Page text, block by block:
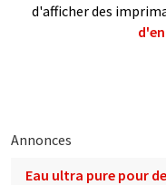
d'afficher des
Annonces
Eau ultra pure pour